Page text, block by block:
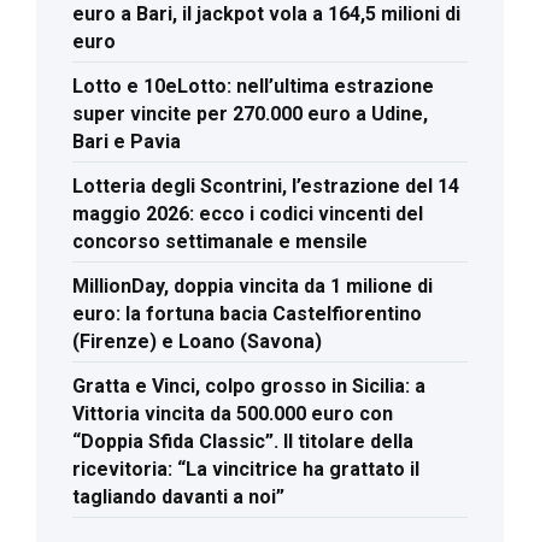
euro a Bari, il jackpot vola a 164,5 milioni di
euro
Lotto e 10eLotto: nell’ultima estrazione
super vincite per 270.000 euro a Udine,
Bari e Pavia
Lotteria degli Scontrini, l’estrazione del 14
maggio 2026: ecco i codici vincenti del
concorso settimanale e mensile
MillionDay, doppia vincita da 1 milione di
euro: la fortuna bacia Castelfiorentino
(Firenze) e Loano (Savona)
Gratta e Vinci, colpo grosso in Sicilia: a
Vittoria vincita da 500.000 euro con
“Doppia Sfida Classic”. Il titolare della
ricevitoria: “La vincitrice ha grattato il
tagliando davanti a noi”